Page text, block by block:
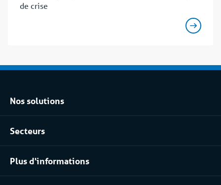
de crise
Nos solutions
Location climatisation réversible
Location chambres positives et négatives
Location pour les process industriels
Secteurs
Agroalimentaire
Pharma
Industrie chimique
Plus d'informations
À propos de nous